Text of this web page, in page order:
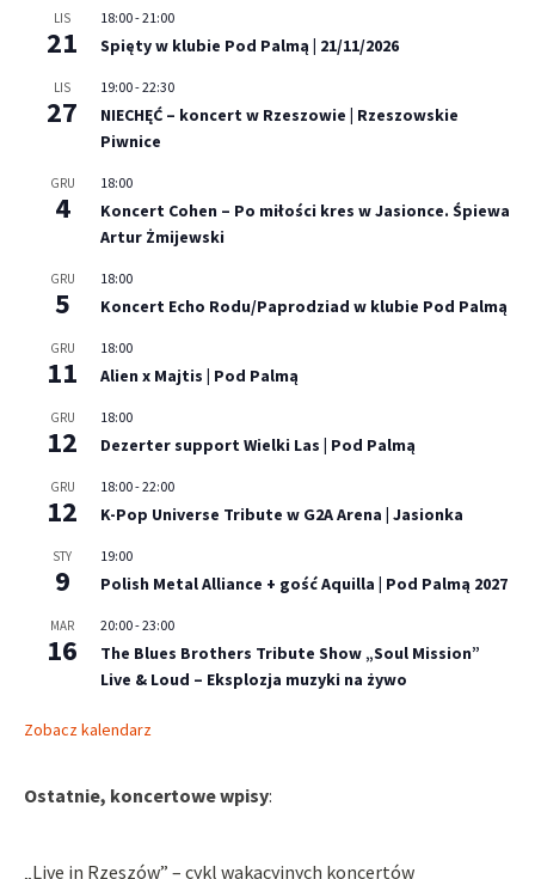
LIS
21
18:00-21:00
Spięty w klubie Pod Palmą | 21/11/2026
LIS
27
19:00-22:30
NIECHĘĆ – koncert w Rzeszowie | Rzeszowskie
Piwnice
GRU
4
18:00
Koncert Cohen – Po miłości kres w Jasionce. Śpiewa
Artur Żmijewski
GRU
5
18:00
Koncert Echo Rodu/Paprodziad w klubie Pod Palmą
GRU
11
18:00
Alien x Majtis | Pod Palmą
GRU
12
18:00
Dezerter support Wielki Las | Pod Palmą
GRU
12
18:00-22:00
K-Pop Universe Tribute w G2A Arena | Jasionka
STY
9
19:00
Polish Metal Alliance + gość Aquilla | Pod Palmą 2027
MAR
16
20:00-23:00
The Blues Brothers Tribute Show „Soul Mission”
Live & Loud – Eksplozja muzyki na żywo
Zobacz kalendarz
Ostatnie, koncertowe wpisy:
„Live in Rzeszów” – cykl wakacyjnych koncertów